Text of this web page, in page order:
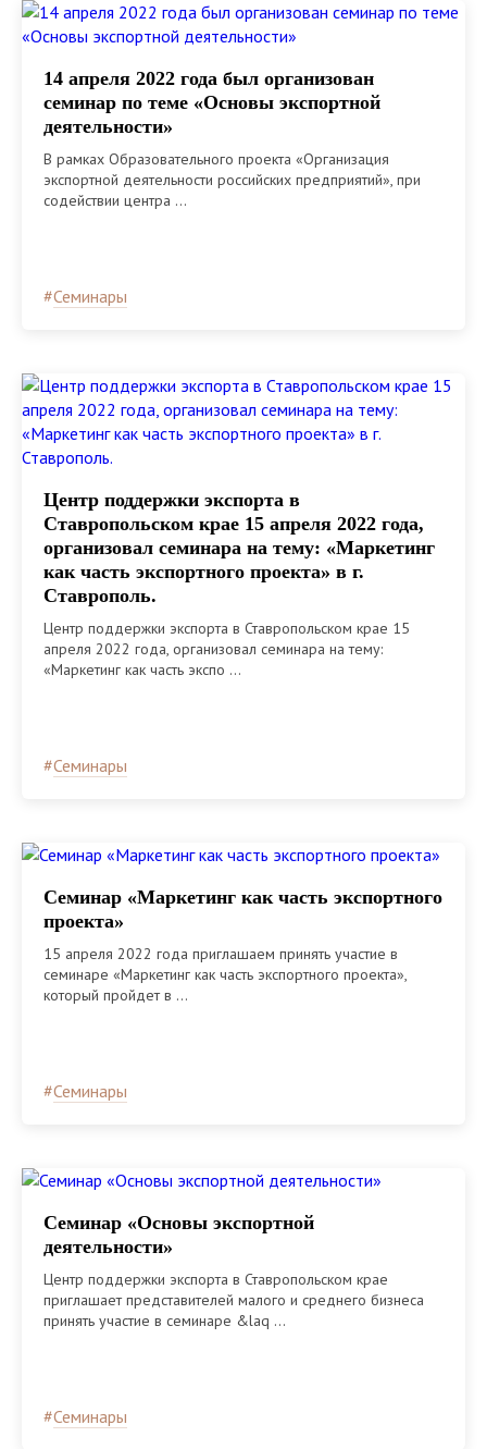
14 апреля 2022 года был организован
семинар по теме «Основы экспортной
деятельности»
В рамках Образовательного проекта «Организация
экспортной деятельности российских предприятий», при
содействии центра ...
#Семинары
Центр поддержки экспорта в
Ставропольском крае 15 апреля 2022 года,
организовал семинара на тему: «Маркетинг
как часть экспортного проекта» в г.
Ставрополь.
Центр поддержки экспорта в Ставропольском крае 15
апреля 2022 года, организовал семинара на тему:
«Маркетинг как часть экспо ...
#Семинары
Семинар «Маркетинг как часть экспортного
проекта»
15 апреля 2022 года приглашаем принять участие в
семинаре «Маркетинг как часть экспортного проекта»,
который пройдет в ...
#Семинары
Семинар «Основы экспортной
деятельности»
Центр поддержки экспорта в Ставропольском крае
приглашает представителей малого и среднего бизнеса
принять участие в семинаре &laq ...
#Семинары